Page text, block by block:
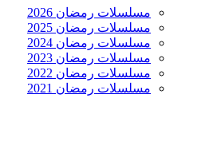
مسلسلات رمضان 2026
مسلسلات رمضان 2025
مسلسلات رمضان 2024
مسلسلات رمضان 2023
مسلسلات رمضان 2022
مسلسلات رمضان 2021